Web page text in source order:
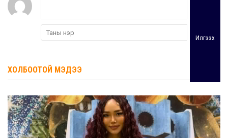
Илгээх
ХОЛБООТОЙ МЭДЭЭ